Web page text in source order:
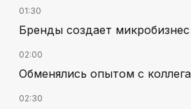
01:30
Бренды создает микробизнес
02:00
Обменялись опытом с
02:30